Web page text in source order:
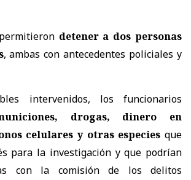
detener a dos personas
, ambas con antecedentes policiales y
intervenidos, los funcionarios
drogas, dinero en
celulares y otras especies que
para la investigación y que podrían
con la comisión de los delitos